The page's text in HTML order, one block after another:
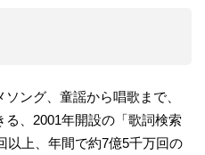
ング、童謡から唱歌まで、
、2001年開設の「歌詞検索
以上、年間で約7億5千万回の